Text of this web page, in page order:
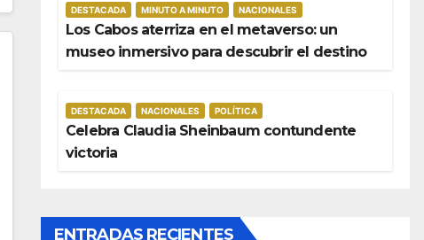
DESTACADA MINUTO A MINUTO NACIONALES
Los Cabos aterriza en el metaverso: un
museo inmersivo para descubrir el destino
DESTACADA NACIONALES POLÍTICA
Celebra Claudia Sheinbaum contundente
victoria
ENTRADAS RECIENTES